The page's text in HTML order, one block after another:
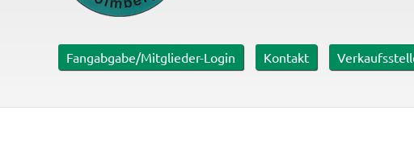
Fangabgabe/Mitglieder-Login Kontakt
mit ca. 0,6 ha